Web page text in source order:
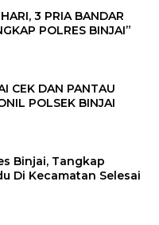
3 PRIA BANDAR
POLRES BINJAI”
CEK DAN PANTAU
POLSEK BINJAI
Binjai, Tangkap
Di Kecamatan Selesai